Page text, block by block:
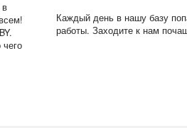
в
Каждый день в нашу базу
работы. Заходите к нам